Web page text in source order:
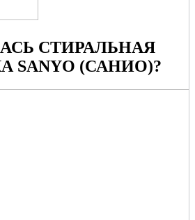
СТИРАЛЬНАЯ
(САНИО)?